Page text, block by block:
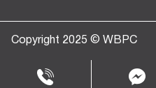
Copyright 2025 © WBPC